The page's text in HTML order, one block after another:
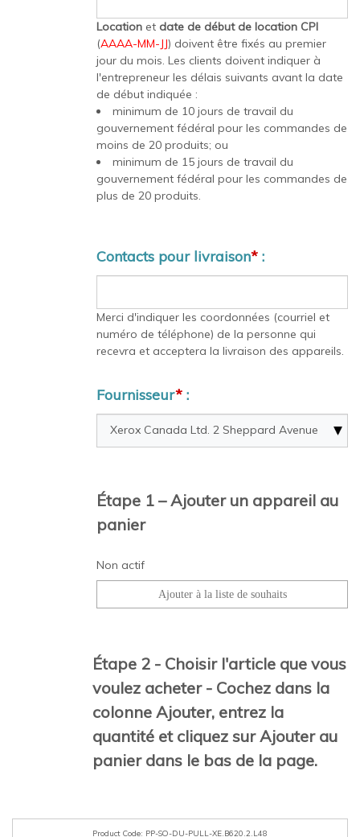
Location et date de début de location CPI
(AAAA-MM-JJ) doivent être fixés au premier
jour du mois. Les clients doivent indiquer à
l'entrepreneur les délais suivants avant la date
de début indiquée :
minimum de 10 jours de travail du
gouvernement fédéral pour les commandes de
moins de 20 produits; ou
minimum de 15 jours de travail du
gouvernement fédéral pour les commandes de
plus de 20 produits.
Contacts pour livraison* :
Merci d'indiquer les coordonnées (courriel et
numéro de téléphone) de la personne qui
recevra et acceptera la livraison des appareils.
Fournisseur* :
Étape 1 – Ajouter un appareil au
panier
Non actif
Étape 2 - Choisir l'article que vous
voulez acheter - Cochez dans la
colonne Ajouter, entrez la
quantité et cliquez sur Ajouter au
panier dans le bas de la page.
PP-SO-DU-PULL-XE.B620.2.L48